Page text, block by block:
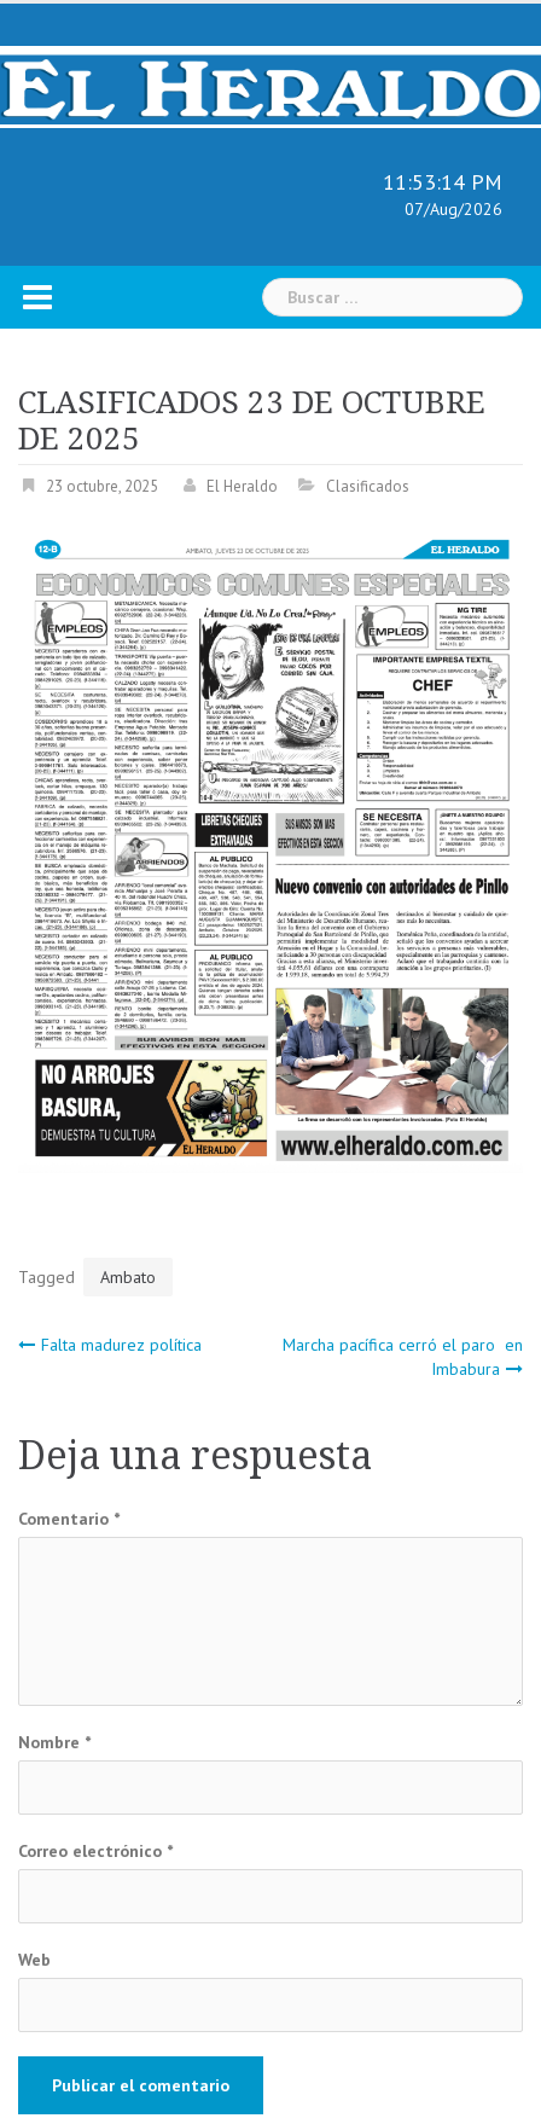
Skip
content
11:53:15 PM
07/Aug/2026
Buscar:
CLASIFICADOS 23 DE OCTUBRE
DE 2025
23 octubre, 2025 El Heraldo Clasificados
Tagged Ambato
Navegación
entradas
Falta madurez política
Marcha pacífica cerró el paro en
Imbabura
Deja una respuesta
Comentario *
Nombre *
Correo electrónico *
Web